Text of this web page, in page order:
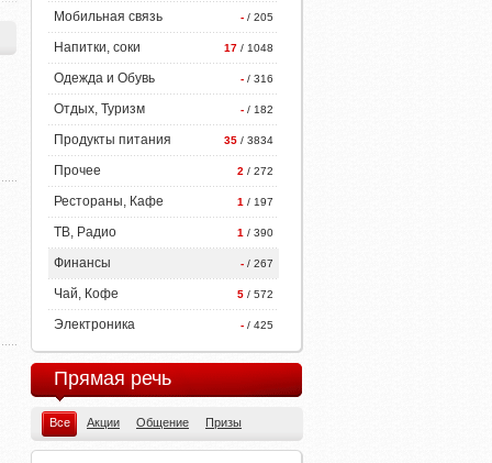
- / 205
Мобильная связь
17 / 1048
Напитки, соки
- / 316
Одежда и Обувь
- / 182
Отдых, Туризм
35 / 3834
Продукты питания
2 / 272
Прочее
1 / 197
Рестораны, Кафе
1 / 390
ТВ, Радио
- / 267
Финансы
5 / 572
Чай, Кофе
- / 425
Электроника
Прямая речь
Все Акции Общение Призы